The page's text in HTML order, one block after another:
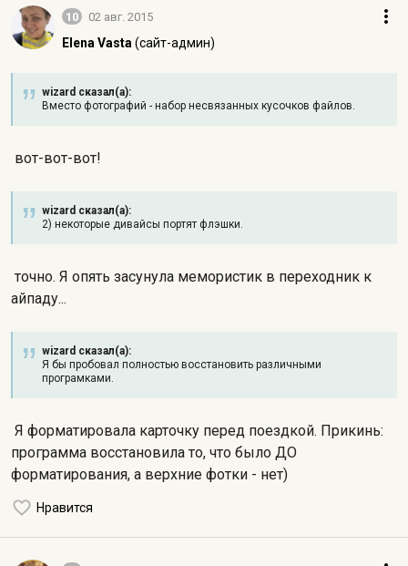
10 02 авг. 2015
Elena Vasta (сайт-админ)
wizard сказал(а):
Вместо фотографий - набор несвязанных кусочков файлов.
вот-вот-вот!
wizard сказал(а):
2) некоторые дивайсы портят флэшки.
точно. Я опять засунула мемористик в переходник к
айпаду...
wizard сказал(а):
Я бы пробовал полностью восстановить различными
програмками.
Я форматировала карточку перед поездкой. Прикинь:
программа восстановила то, что было ДО
форматирования, а верхние фотки - нет)
Нравится